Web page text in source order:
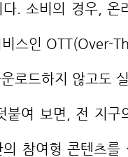
. 소비의 경우,
스인 OTT(Over-
로드하지 않고도
붙여 보면, 전 지
참여형 콘텐츠